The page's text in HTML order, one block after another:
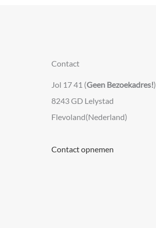
Contact
Jol 17 41 (Geen Bezoekadres!)
8243 GD Lelystad
Flevoland(Nederland)
Contact opnemen